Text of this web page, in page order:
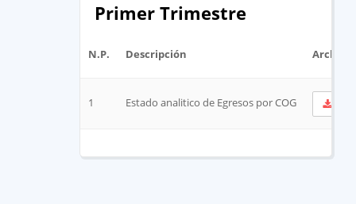
Primer Trimestre
N.P. Descripción Archivo
1 Estado analitico de Egresos por COG